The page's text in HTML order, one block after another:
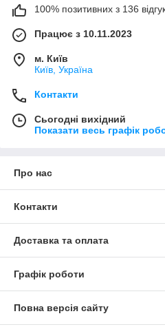
100% позитивних з 136
Працює з 10.11.2023
м. Київ
Київ, Україна
Контакти
Сьогодні вихідний
Показати весь графік
Про нас
Контакти
Доставка та оплата
Графік роботи
Повна версія сайту